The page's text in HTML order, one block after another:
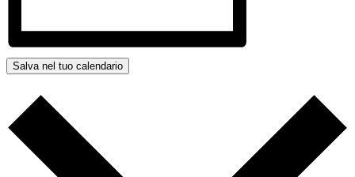
Salva nel tuo calendario